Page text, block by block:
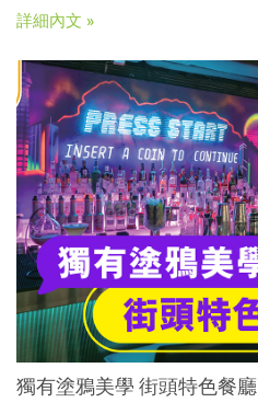
詳細內文 »
獨有塗鴉美學 街頭特色餐廳